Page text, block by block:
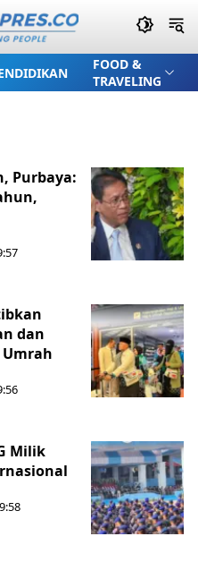
FOOD &
TRAVELING
Purbaya:
dan
Umrah
Milik